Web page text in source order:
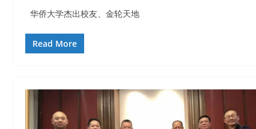
华侨大学杰出校友、金轮天地
Read More